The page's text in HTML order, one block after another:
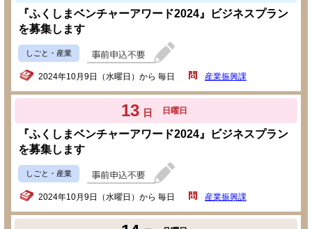
『ふくしまベンチャーアワード2024』ビジネスプラン
を募集します
しごと・産業
2024年10月9日（水曜日）から 毎日 産業振興課
13 日 日曜日
『ふくしまベンチャーアワード2024』ビジネスプラン
を募集します
しごと・産業
2024年10月9日（水曜日）から 毎日 産業振興課